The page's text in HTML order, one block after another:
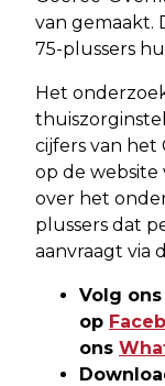
van gemaakt.
75-plussers
Het
cijfers van het
op de website
over het
plussers dat
aanvraagt via
Volg
op
ons